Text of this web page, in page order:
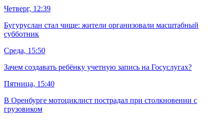
Четверг, 12:39
Бугуруслан стал чище: жители организовали масштабный
субботник
Среда, 15:50
Зачем создавать ребёнку учетную запись на Госуслугах?
Пятница, 15:40
В Оренбурге мотоциклист пострадал при столкновении с
грузовиком